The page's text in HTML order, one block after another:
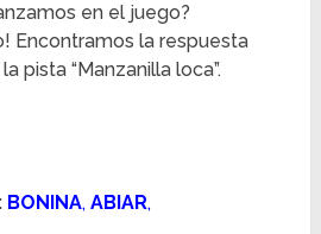
en el juego?
Encontramos la respuesta
pista “Manzanilla loca”.
BONINA,ABIAR,